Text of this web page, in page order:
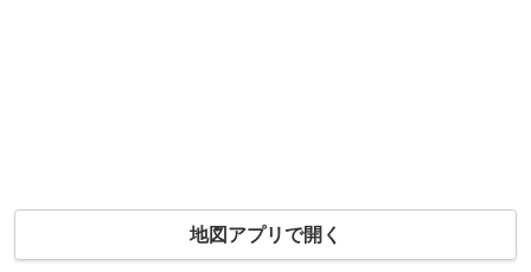
地図アプリで開く